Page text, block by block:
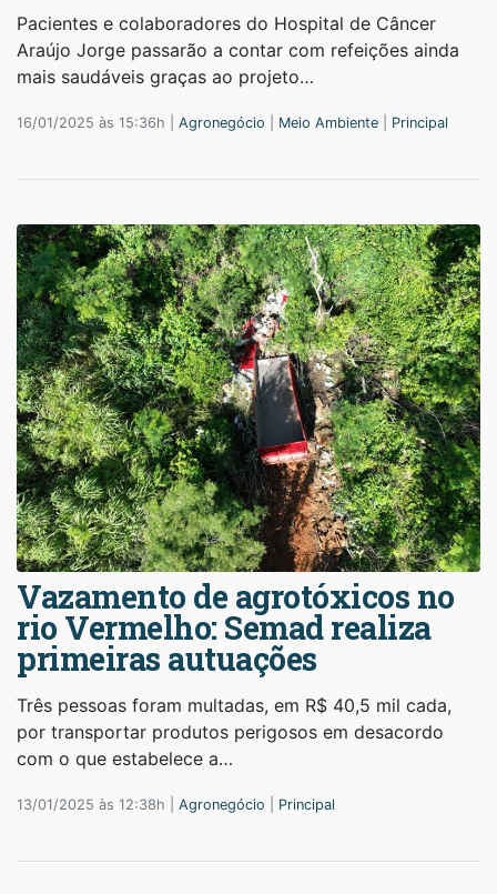
Pacientes e colaboradores do Hospital de Câncer
Araújo Jorge passarão a contar com refeições ainda
mais saudáveis graças ao projeto…
16/01/2025 às 15:36h | Agronegócio Meio Ambiente Principal
Vazamento de agrotóxicos no
rio Vermelho: Semad realiza
primeiras autuações
Três pessoas foram multadas, em R$ 40,5 mil cada,
por transportar produtos perigosos em desacordo
com o que estabelece a…
13/01/2025 às 12:38h | Agronegócio Principal